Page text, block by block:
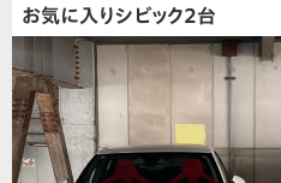
お気に入りシビック2台